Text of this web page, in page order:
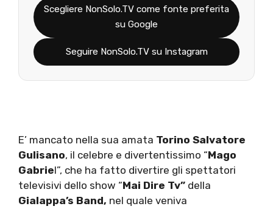
Scegliere NonSolo.TV come fonte preferita
su Google
Seguire NonSolo.TV su Instagram
E’ mancato nella sua amata Torino Salvatore
Gulisano, il celebre e divertentissimo “Mago
Gabriel”, che ha fatto divertire gli spettatori
televisivi dello show “Mai Dire Tv” della
Gialappa’s Band, nel quale veniva